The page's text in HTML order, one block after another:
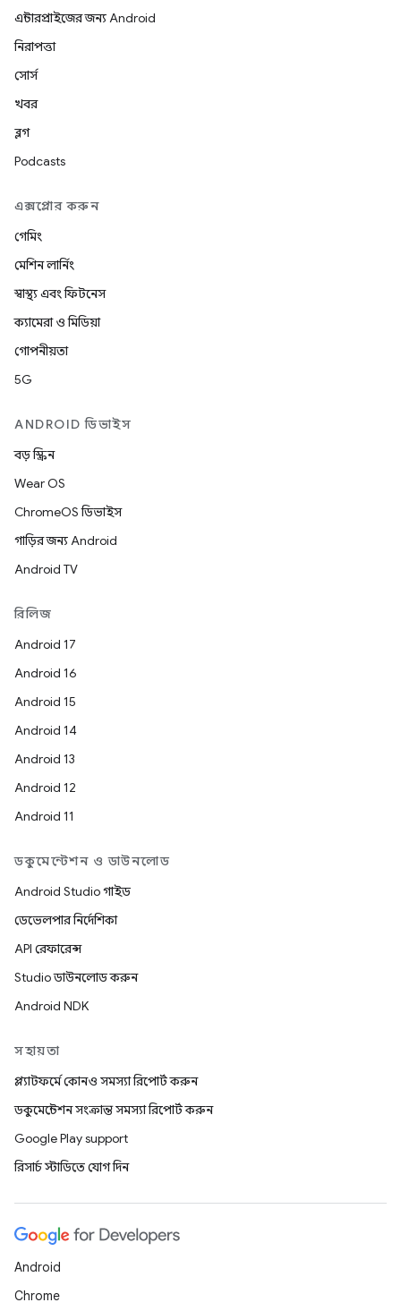
এন্টারপ্রাইজের জন্য Android
নিরাপত্তা
সোর্স
খবর
ব্লগ
Podcasts
এক্সপ্লোর করুন
গেমিং
মেশিন লার্নিং
স্বাস্থ্য এবং ফিটনেস
ক্যামেরা ও মিডিয়া
গোপনীয়তা
5G
ANDROID ডিভাইস
বড় স্ক্রিন
Wear OS
ChromeOS ডিভাইস
গাড়ির জন্য Android
Android TV
রিলিজ
Android 17
Android 16
Android 15
Android 14
Android 13
Android 12
Android 11
ডকুমেন্টেশন ও ডাউনলোড
Android Studio গাইড
ডেভেলপার নির্দেশিকা
API রেফারেন্স
Studio ডাউনলোড করুন
Android NDK
সহায়তা
প্ল্যাটফর্মে কোনও সমস্যা রিপোর্ট করুন
ডকুমেন্টেশন সংক্রান্ত সমস্যা রিপোর্ট করুন
Google Play support
রিসার্চ স্টাডিতে যোগ দিন
Android
Chrome